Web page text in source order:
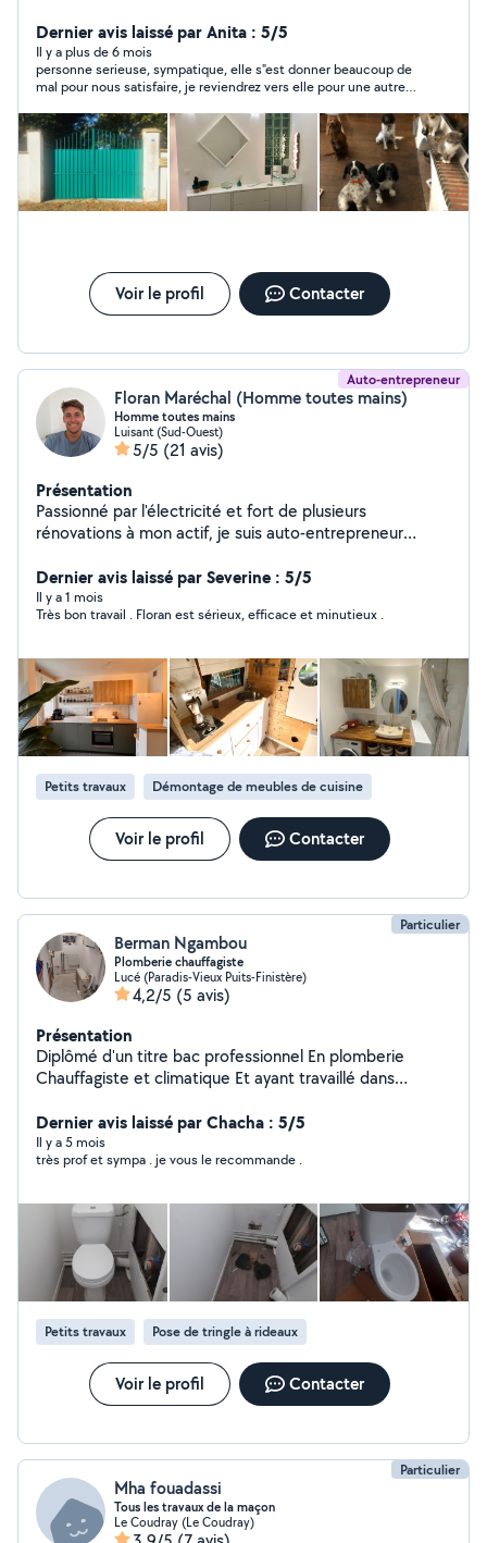
Dernier avis laissé par Anita : 5/5
Il y a plus de 6 mois
personne serieuse, sympatique, elle s"est donner beaucoup de
mal pour nous satisfaire, je reviendrez vers elle pour une autre
Voir le profil Contacter
Auto-entrepreneur
Floran Maréchal (Homme toutes mains)
Homme toutes mains
Luisant (Sud-Ouest)
5/5 (21 avis)
Présentation
Passionné par l'électricité et fort de plusieurs
rénovations à mon actif, je suis auto-entrepreneur
des solutions pratiques et soignées pour vos
installations, que ce soit une mise aux normes, une mise
en sécurité, un éclairage à moderniser ou une nouvelle
qu'il faut, j'interviens rapidement et toujours avec bonne
humeur. Sérieux, réactif et à l'écoute, je fais de votre
satisfaction ma priorité.
Dernier avis laissé par Severine : 5/5
Il y a 1 mois
Très bon travail . Floran est sérieux, efficace et minutieux .
Petits travaux Démontage de meubles de cuisine
Voir le profil Contacter
Particulier
Berman Ngambou
Plomberie chauffagiste
Lucé (Paradis-Vieux Puits-Finistère)
4,2/5 (5 avis)
Présentation
Diplômé d'un titre bac professionnel En plomberie
Chauffagiste et climatique Et ayant travaillé dans
de chauffage, plomberie ,sanitaire et quelques bricolage
Dernier avis laissé par Chacha : 5/5
Il y a 5 mois
très prof et sympa . je vous le recommande .
Petits travaux Pose de tringle à rideaux
Voir le profil Contacter
Particulier
Mha fouadassi
Tous les travaux de la maçon
Le Coudray (Le Coudray)